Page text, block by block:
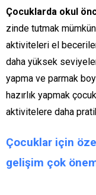
Çocuklarda okul
zinde tutmak
aktiviteleri el
daha yüksek
yapma ve parmak
hazırlık yapmak
aktivitelere daha
Çocuklar için
gelişim çok